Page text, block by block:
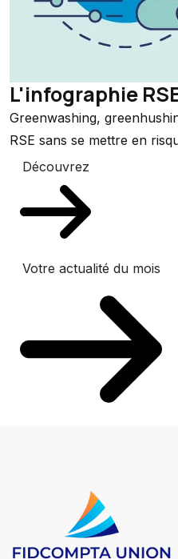
L'infographie
Greenwashing,
RSE sans se mettre en
Découvrez
Votre actualité du mois